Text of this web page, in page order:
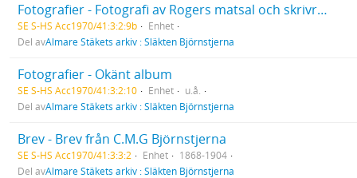
Fotografier - Fotografi av Rogers matsal och skrivrum
SE S-HS Acc1970/41:3:2:9b
Enhet
Del avAlmare Stäkets arkiv : Släkten Björnstjerna
Fotografier - Okänt album
SE S-HS Acc1970/41:3:2:10 Enhet
u.å.
Del avAlmare Stäkets arkiv : Släkten Björnstjerna
Brev - Brev från C.M.G Björnstjerna
SE S-HS Acc1970/41:3:3:2 Enhet
1868-1904
Del avAlmare Stäkets arkiv : Släkten Björnstjerna